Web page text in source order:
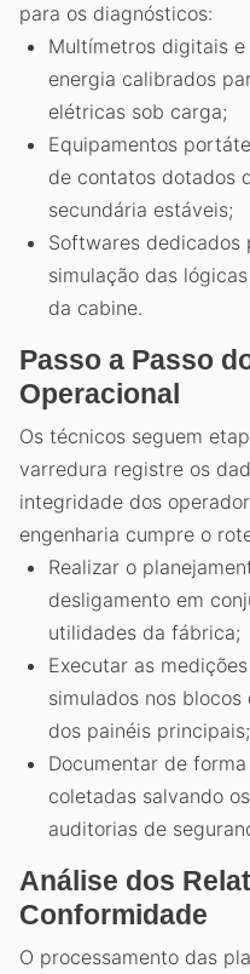
para os diagnósticos:
Multímetros digitais
energia calibrados
elétricas sob carga;
Equipamentos
de contatos dotados
secundária estáveis;
Softwares dedicados
simulação das
da cabine.
Passo a Passo
Operacional
Os técnicos seguem
varredura registre os
integridade dos
engenharia cumpre o
Realizar o
desligamento em
utilidades da fábrica;
Executar as
simulados nos
dos painéis principais;
Documentar de
coletadas salvando
auditorias de
Análise dos
Conformidade
O processamento das